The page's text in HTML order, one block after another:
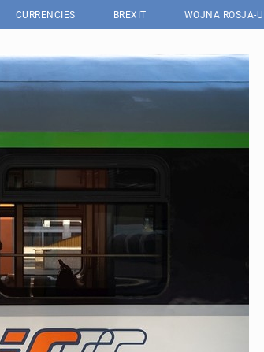
CURRENCIES BREXIT WOJNA ROSJA-